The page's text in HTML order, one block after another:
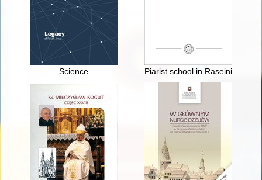
Science Piarist school in Raseiniai =